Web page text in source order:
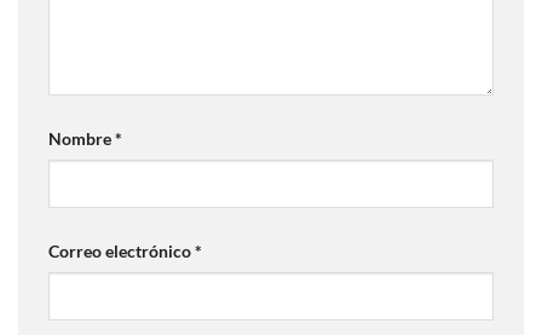
Nombre*
Correo electrónico*